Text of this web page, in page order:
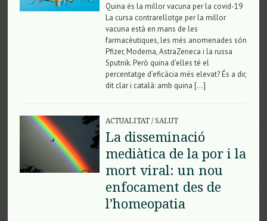
Quina és la millor vacuna per la covid-19
La cursa contrarellotge per la millor
vacuna està en mans de les
farmacèutiques, les més anomenades són
Pfizer, Moderna, AstraZeneca i la russa
Sputnik. Però quina d’elles té el
percentatge d’eficàcia més elevat? És a dir,
dit clar i català: amb quina […]
ACTUALITAT/SALUT
La disseminació
mediàtica de la por i la
mort viral: un nou
enfocament des de
l’homeopatia